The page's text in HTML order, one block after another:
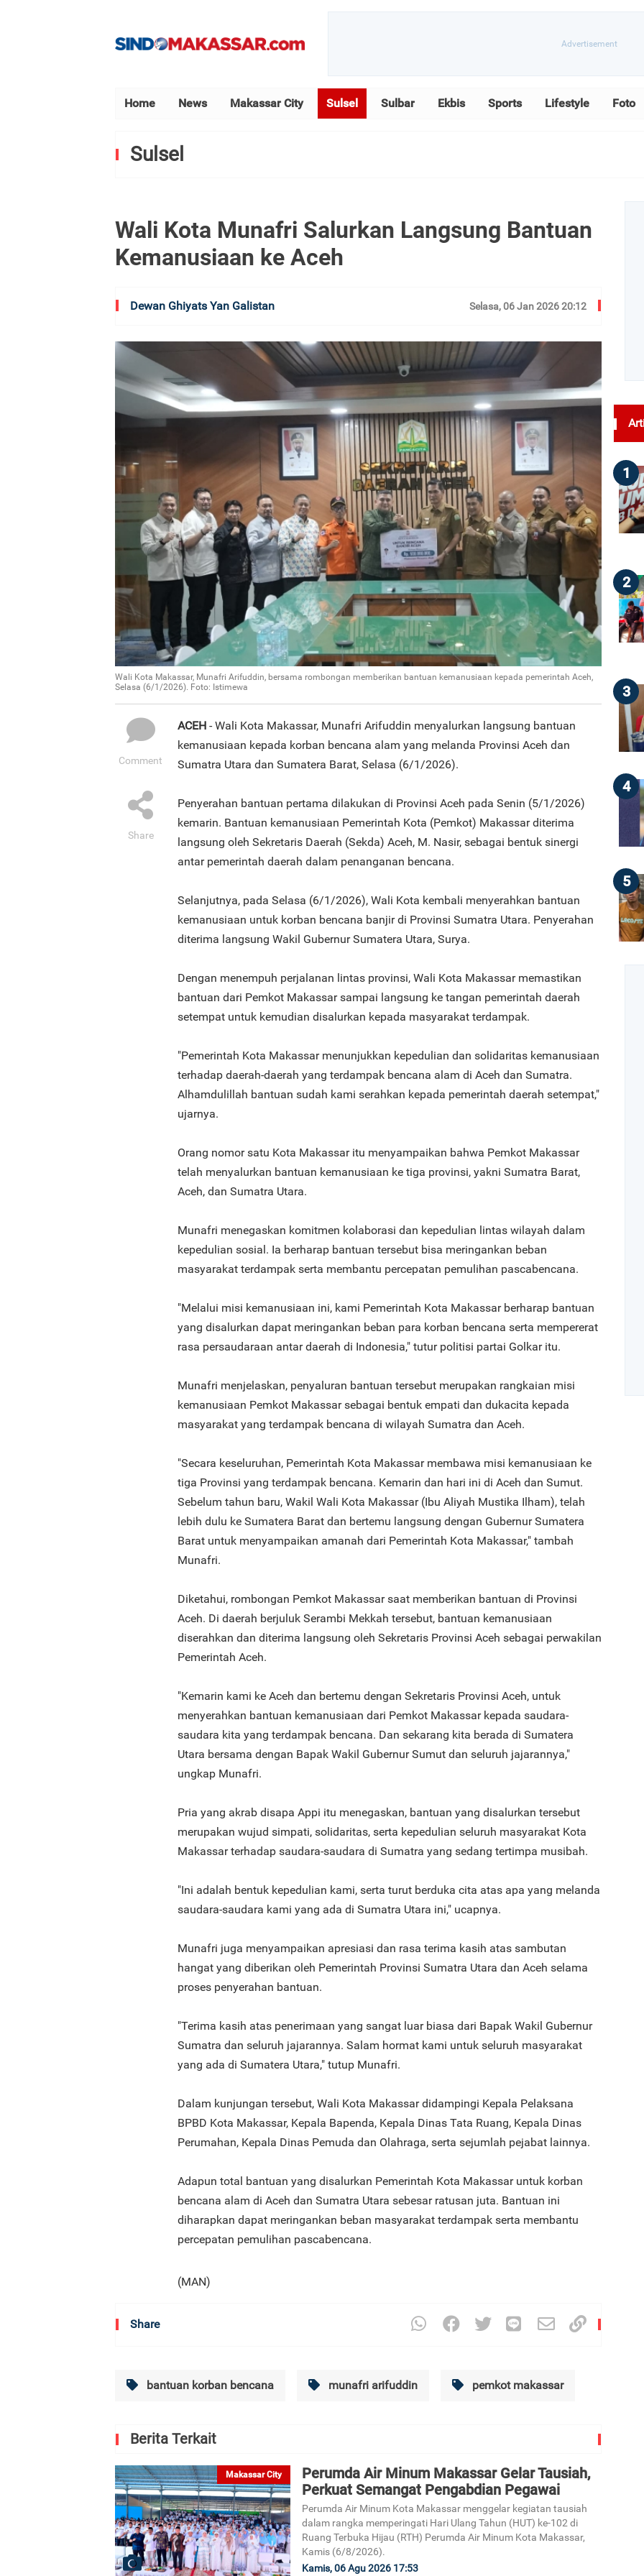
Home News Makassar City Sulsel Sulbar Ekbis Sports Lifestyle Foto
Sulsel
Wali Kota Munafri Salurkan Langsung Bantuan
Kemanusiaan ke Aceh
Dewan Ghiyats Yan Galistan Selasa, 06 Jan 2026 20:12
Wali Kota Makassar, Munafri Arifuddin, bersama rombongan memberikan bantuan kemanusiaan kepada pemerintah Aceh,
Selasa (6/1/2026). Foto: Istimewa
Comment
Share
ACEH - Wali Kota Makassar, Munafri Arifuddin menyalurkan langsung bantuan
kemanusiaan kepada korban bencana alam yang melanda Provinsi Aceh dan
Sumatra Utara dan Sumatera Barat, Selasa (6/1/2026).
Penyerahan bantuan pertama dilakukan di Provinsi Aceh pada Senin (5/1/2026)
kemarin. Bantuan kemanusiaan Pemerintah Kota (Pemkot) Makassar diterima
langsung oleh Sekretaris Daerah (Sekda) Aceh, M. Nasir, sebagai bentuk sinergi
antar pemerintah daerah dalam penanganan bencana.
Selanjutnya, pada Selasa (6/1/2026), Wali Kota kembali menyerahkan bantuan
kemanusiaan untuk korban bencana banjir di Provinsi Sumatra Utara. Penyerahan
diterima langsung Wakil Gubernur Sumatera Utara, Surya.
Dengan menempuh perjalanan lintas provinsi, Wali Kota Makassar memastikan
bantuan dari Pemkot Makassar sampai langsung ke tangan pemerintah daerah
setempat untuk kemudian disalurkan kepada masyarakat terdampak.
"Pemerintah Kota Makassar menunjukkan kepedulian dan solidaritas kemanusiaan
terhadap daerah-daerah yang terdampak bencana alam di Aceh dan Sumatra.
Alhamdulillah bantuan sudah kami serahkan kepada pemerintah daerah setempat,"
ujarnya.
Orang nomor satu Kota Makassar itu menyampaikan bahwa Pemkot Makassar
telah menyalurkan bantuan kemanusiaan ke tiga provinsi, yakni Sumatra Barat,
Aceh, dan Sumatra Utara.
Munafri menegaskan komitmen kolaborasi dan kepedulian lintas wilayah dalam
kepedulian sosial. Ia berharap bantuan tersebut bisa meringankan beban
masyarakat terdampak serta membantu percepatan pemulihan pascabencana.
"Melalui misi kemanusiaan ini, kami Pemerintah Kota Makassar berharap bantuan
yang disalurkan dapat meringankan beban para korban bencana serta mempererat
rasa persaudaraan antar daerah di Indonesia," tutur politisi partai Golkar itu.
Munafri menjelaskan, penyaluran bantuan tersebut merupakan rangkaian misi
kemanusiaan Pemkot Makassar sebagai bentuk empati dan dukacita kepada
masyarakat yang terdampak bencana di wilayah Sumatra dan Aceh.
"Secara keseluruhan, Pemerintah Kota Makassar membawa misi kemanusiaan ke
tiga Provinsi yang terdampak bencana. Kemarin dan hari ini di Aceh dan Sumut.
Sebelum tahun baru, Wakil Wali Kota Makassar (Ibu Aliyah Mustika Ilham), telah
lebih dulu ke Sumatera Barat dan bertemu langsung dengan Gubernur Sumatera
Barat untuk menyampaikan amanah dari Pemerintah Kota Makassar," tambah
Munafri.
Diketahui, rombongan Pemkot Makassar saat memberikan bantuan di Provinsi
Aceh. Di daerah berjuluk Serambi Mekkah tersebut, bantuan kemanusiaan
diserahkan dan diterima langsung oleh Sekretaris Provinsi Aceh sebagai perwakilan
Pemerintah Aceh.
"Kemarin kami ke Aceh dan bertemu dengan Sekretaris Provinsi Aceh, untuk
menyerahkan bantuan kemanusiaan dari Pemkot Makassar kepada saudara-
saudara kita yang terdampak bencana. Dan sekarang kita berada di Sumatera
Utara bersama dengan Bapak Wakil Gubernur Sumut dan seluruh jajarannya,"
ungkap Munafri.
Pria yang akrab disapa Appi itu menegaskan, bantuan yang disalurkan tersebut
merupakan wujud simpati, solidaritas, serta kepedulian seluruh masyarakat Kota
Makassar terhadap saudara-saudara di Sumatra yang sedang tertimpa musibah.
"Ini adalah bentuk kepedulian kami, serta turut berduka cita atas apa yang melanda
saudara-saudara kami yang ada di Sumatra Utara ini," ucapnya.
Munafri juga menyampaikan apresiasi dan rasa terima kasih atas sambutan
hangat yang diberikan oleh Pemerintah Provinsi Sumatra Utara dan Aceh selama
proses penyerahan bantuan.
"Terima kasih atas penerimaan yang sangat luar biasa dari Bapak Wakil Gubernur
Sumatra dan seluruh jajarannya. Salam hormat kami untuk seluruh masyarakat
yang ada di Sumatera Utara," tutup Munafri.
Dalam kunjungan tersebut, Wali Kota Makassar didampingi Kepala Pelaksana
BPBD Kota Makassar, Kepala Bapenda, Kepala Dinas Tata Ruang, Kepala Dinas
Perumahan, Kepala Dinas Pemuda dan Olahraga, serta sejumlah pejabat lainnya.
Adapun total bantuan yang disalurkan Pemerintah Kota Makassar untuk korban
bencana alam di Aceh dan Sumatra Utara sebesar ratusan juta. Bantuan ini
diharapkan dapat meringankan beban masyarakat terdampak serta membantu
percepatan pemulihan pascabencana.
(MAN)
Share
bantuan korban bencana munafri arifuddin pemkot makassar
Berita Terkait
Makassar City
Perumda Air Minum Makassar Gelar Tausiah,
Perkuat Semangat Pengabdian Pegawai
Perumda Air Minum Kota Makassar menggelar kegiatan tausiah
dalam rangka memperingati Hari Ulang Tahun (HUT) ke-102 di
Ruang Terbuka Hijau (RTH) Perumda Air Minum Kota Makassar,
Kamis (6/8/2026).
Kamis, 06 Agu 2026 17:53
1
2
3
4
5